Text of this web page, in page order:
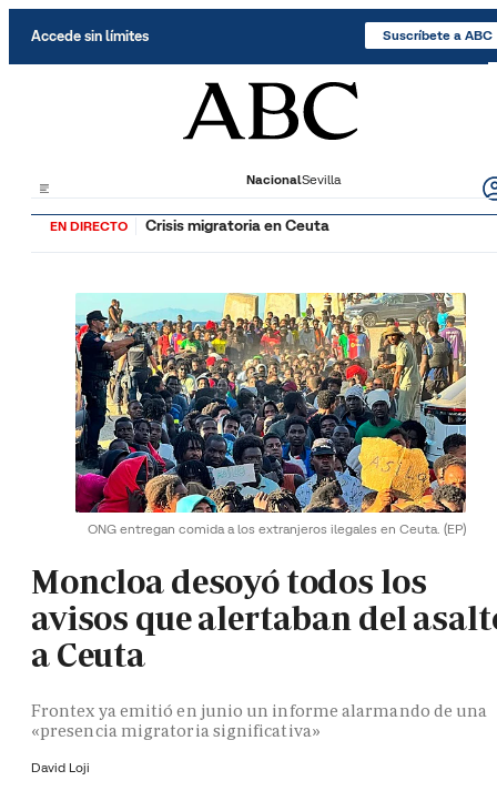
Accede sin límites Suscríbete a ABC
NacionalSevilla
EN DIRECTO Crisis migratoria en Ceuta
ONG entregan comida a los extranjeros ilegales en Ceuta. (EP)
Moncloa desoyó todos los
avisos que alertaban del
a Ceuta
Frontex ya emitió en junio un informe alarmando de una
«presencia migratoria significativa»
David Loji